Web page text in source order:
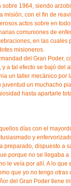
sobre 1964, siendo
misión, con el fin de
actos sobre en
comuniones de
en las cuales
misioneros.
del Gran Poder,
a tal efecto se bajó del
un taller mecánico por
juventud un muchacho
hasta apartarle
días con el
y
preparado, dispuesto a
porque no se llegaba
le veía por allí. A lo
que yo no tengo
del Gran Poder tiene